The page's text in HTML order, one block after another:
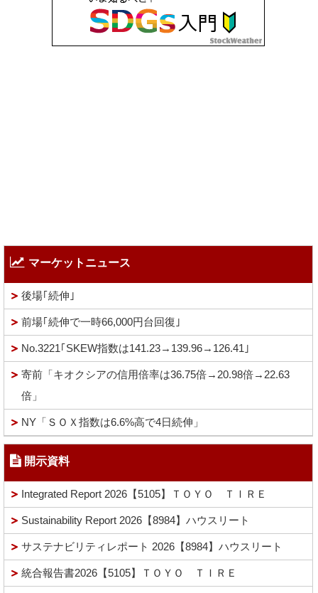
マーケットニュース
後場｢続伸｣
前場｢続伸で一時66,000円台回復｣
No.3221｢SKEW指数は141.23→139.96→126.41｣
寄前「キオクシアの信用倍率は36.75倍→20.98倍→22.63
倍」
NY「ＳＯＸ指数は6.6%高で4日続伸」
開示資料
Integrated Report 2026【5105】ＴＯＹＯ ＴＩＲＥ
Sustainability Report 2026【8984】ハウスリート
サステナビリティレポート 2026【8984】ハウスリート
統合報告書2026【5105】ＴＯＹＯ ＴＩＲＥ